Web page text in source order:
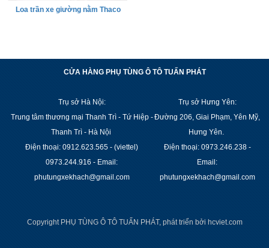
Loa trần xe giường nằm Thaco
CỬA HÀNG PHỤ TÙNG Ô TÔ TUẤN PHÁT
Trụ sở Hà Nội:
Trung tâm thương mại Thanh Trì - Tứ Hiệp -
Thanh Trì - Hà Nội
Điện thoại: 0912.623.565 - (viettel)
0973.244.916 - Email:
phutungxekhach@gmail.com
Trụ sở Hưng Yên:
Đường 206, Giai Phạm, Yên Mỹ,
Hưng Yên.
Điện thoại: 0973.246.238 -
Email:
phutungxekhach@gmail.com
Copyright PHỤ TÙNG Ô TÔ TUẤN PHÁT, phát triển bởi hcviet.com